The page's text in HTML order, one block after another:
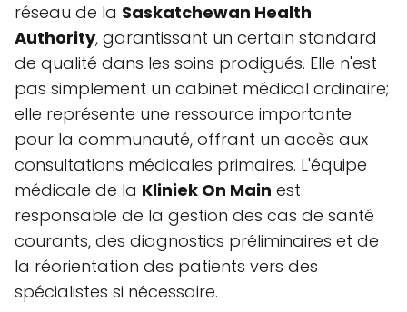
réseau de la Saskatchewan Health
Authority, garantissant un certain standard
de qualité dans les soins prodigués. Elle n'est
pas simplement un cabinet médical ordinaire;
elle représente une ressource importante
pour la communauté, offrant un accès aux
consultations médicales primaires. L'équipe
médicale de la Kliniek On Main est
responsable de la gestion des cas de santé
courants, des diagnostics préliminaires et de
la réorientation des patients vers des
spécialistes si nécessaire.